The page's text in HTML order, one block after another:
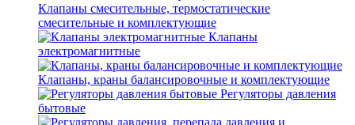
Клапаны смесительные, термостатические
смесительные и комплектующие
Клапаны
электромагнитные
Клапаны, краны балансировочные и комплектующие
Регуляторы давления
бытовые